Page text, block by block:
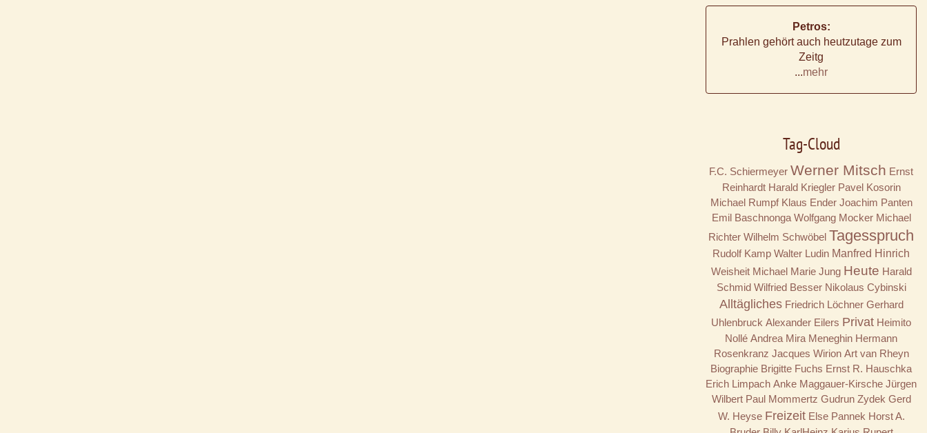
Petros:
Prahlen gehört auch heutzutage zum
Zeitg
...mehr
Tag-Cloud
F.C. Schiermeyer Werner Mitsch Ernst
Reinhardt Harald Kriegler Pavel Kosorin
Michael Rumpf Klaus Ender Joachim Panten
Emil Baschnonga Wolfgang Mocker Michael
Richter Wilhelm Schwöbel Tagesspruch
Rudolf Kamp Walter Ludin Manfred Hinrich
Weisheit Michael Marie Jung Heute Harald
Schmid Wilfried Besser Nikolaus Cybinski
Alltägliches Friedrich Löchner Gerhard
Uhlenbruck Alexander Eilers Privat Heimito
Nollé Andrea Mira Meneghin Hermann
Rosenkranz Jacques Wirion Art van Rheyn
Biographie Brigitte Fuchs Ernst R. Hauschka
Erich Limpach Anke Maggauer-Kirsche Jürgen
Wilbert Paul Mommertz Gudrun Zydek Gerd
W. Heyse Freizeit Else Pannek Horst A.